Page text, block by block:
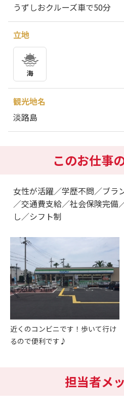
うずしおクルーズ車で50分
立地
海
観光地名
淡路島
このお仕事
女性が活躍／学歴不問／ブラ
／交通費支給／社会保険完備
し／シフト制
近くのコンビニです！歩いて行け
るので便利です♪
担当者メ